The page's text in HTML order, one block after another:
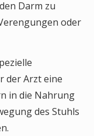
Darm zu
oder
der Arzt eine
in die Nahrung
des Stuhls